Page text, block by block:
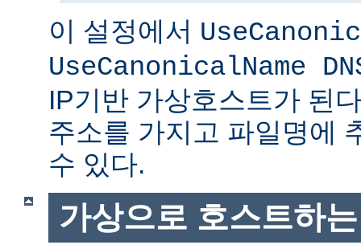
이 설정에서
UseCanonicalName
IP기반 가상호스트가 된
주소를 가지고 파일명에
수 있다.
가상으로 호스트하